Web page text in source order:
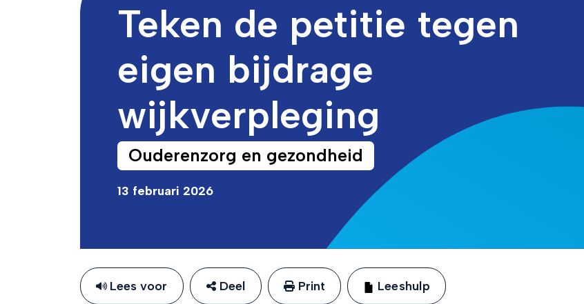
Teken de petitie tegen
eigen bijdrage
wijkverpleging
Ouderenzorg en gezondheid
13 februari 2026
Lees voor Deel Print Leeshulp